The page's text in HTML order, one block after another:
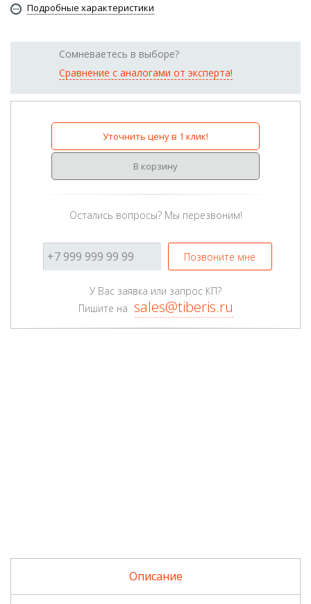
Подробные характеристики
Сомневаетесь в выборе?
Сравнение с аналогами от эксперта!
Уточнить цену в 1 клик!
В корзину
Остались вопросы? Мы перезвоним!
Позвоните мне
У Вас заявка или запрос КП?
Пишите на sales@tiberis.ru
Описание